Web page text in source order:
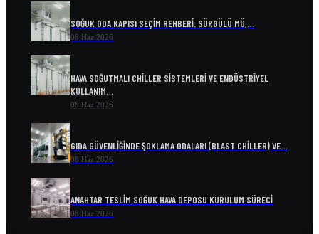
SOĞUK ODA KAPISI SEÇIM REHBERI: SÜRGÜLÜ MÜ,…
08 Haz 2026
HAVA SOĞUTMALI CHILLER SISTEMLERI VE ENDÜSTRIYEL
KULLANIM…
08 Haz 2026
GIDA GÜVENLIĞINDE ŞOKLAMA ODALARI (BLAST CHILLER) VE…
08 Haz 2026
ANAHTAR TESLIM SOĞUK HAVA DEPOSU KURULUM SÜRECI
08 Haz 2026